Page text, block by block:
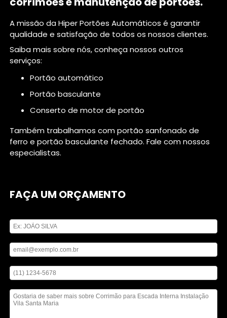
A missão da Hiper Portões Automáticos é garantir
qualidade e satisfação de todos os nossos clientes.
Saiba mais sobre nós, conheça nossos outros
serviços:
portão automático
portão basculante
conserto de motor de portão
Também trabalhamos com portão sanfonado de
ferro e portão basculante fechado. Fale com nossos
especialistas.
FAÇA UM ORÇAMENTO